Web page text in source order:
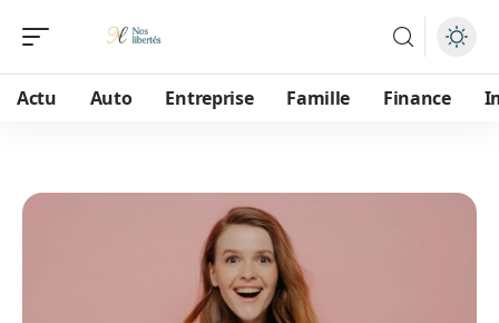
Actu Auto Entreprise Famille Finance